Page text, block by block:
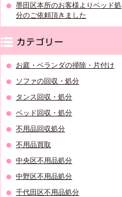
墨田区本所のお客様よりベッド処
分のご依頼頂きました
お庭・ベランダの掃除・片付け
ソファの回収・処分
タンス回収・処分
ベッド回収・処分
不用品回収処分
不用品買取
中央区不用品処分
中野区不用品処分
千代田区不用品処分